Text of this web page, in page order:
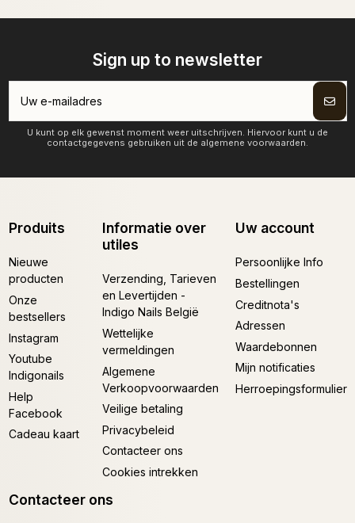
Sign up to newsletter
U kunt op elk gewenst moment weer uitschrijven. Hiervoor kunt u de
contactgegevens gebruiken uit de algemene voorwaarden.
Produits
Nieuwe
producten
Onze
bestsellers
Instagram
Youtube
Indigonails
Help
Facebook
Cadeau kaart
Informatie over
utiles
Verzending, Tarieven
en Levertijden -
Indigo Nails België
Wettelijke
vermeldingen
Algemene
Verkoopvoorwaarden
Veilige betaling
Privacybeleid
Contacteer ons
Cookies intrekken
Uw account
Persoonlijke Info
Bestellingen
Creditnota's
Adressen
Waardebonnen
Mijn notificaties
Herroepingsformulier
Contacteer ons